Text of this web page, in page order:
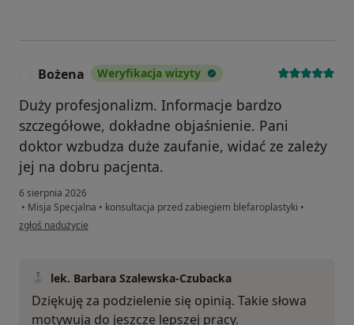
Bożena Weryfikacja wizyty
Duży profesjonalizm. Informacje bardzo
szczegółowe, dokładne objaśnienie. Pani
doktor wzbudza duże zaufanie, widać ze zależy
jej na dobru pacjenta.
6 sierpnia 2026
• Misja Specjalna • konsultacja przed zabiegiem blefaroplastyki •
w opinii użytkownika Bożena
zgłoś nadużycie
lek. Barbara Szalewska-Czubacka
Dziękuję za podzielenie się opinią. Takie słowa
motywują do jeszcze lepszej pracy.